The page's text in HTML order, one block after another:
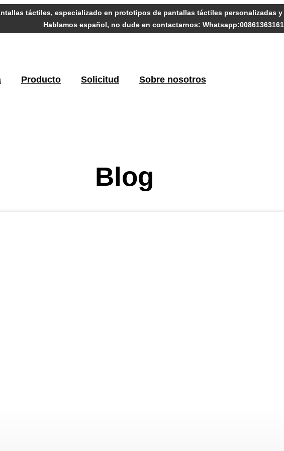
táctiles, especializado en prototipos de pantallas táctiles personalizadas
Hablamos español, no dude en contactarnos:
Producto Solicitud Sobre nosotros
Blog